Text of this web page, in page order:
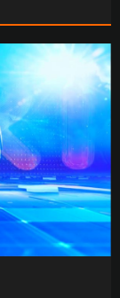
SÁCH - VĂN BẢN
THỂ
VĂN HÓA - GIẢI
Y TẾ - GIÁO
ĐẤT ĐAI (SỬA
DÂN TỘC THIỂU
NÚI TIẾNG CƠ